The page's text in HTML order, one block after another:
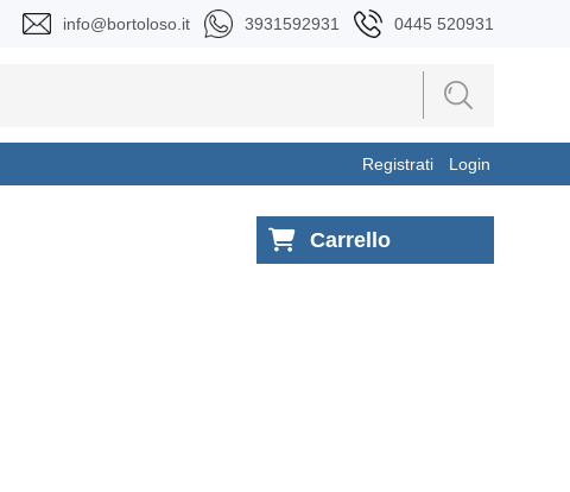
info@bortoloso.it 3931592931 0445 520931
Registrati Login
Carrello